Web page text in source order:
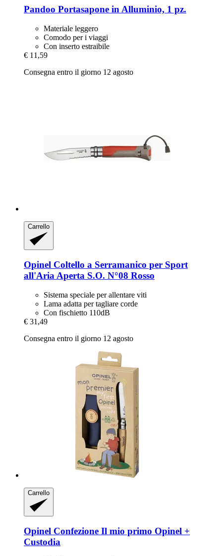
Pandoo Portasapone in Alluminio, 1 pz.
Materiale leggero
Comodo per i viaggi
Con inserto estraibile
€ 11,59
Consegna entro il giorno 12 agosto
Carrello
Opinel Coltello a Serramanico per Sport
all'Aria Aperta S.O. N°08 Rosso
Sistema speciale per allentare viti
Lama adatta per tagliare corde
Con fischietto 110dB
€ 31,49
Consegna entro il giorno 12 agosto
Carrello
Opinel Confezione Il mio primo Opinel +
Custodia